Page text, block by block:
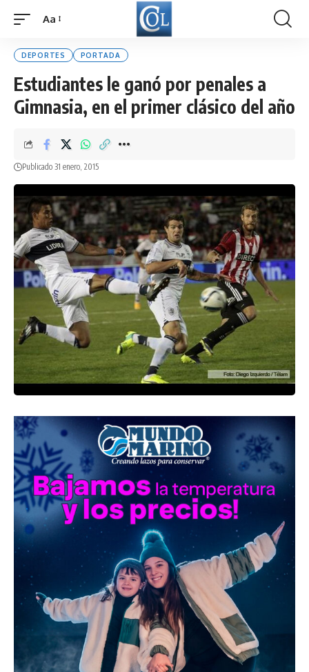
Font
Aa
DEPORTES PORTADA
Estudiantes le ganó por penales a
Gimnasia, en el primer clásico del año
Publicado 31 enero, 2015